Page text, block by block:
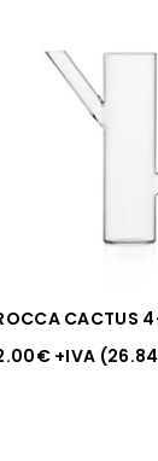
€+IVA (26.84